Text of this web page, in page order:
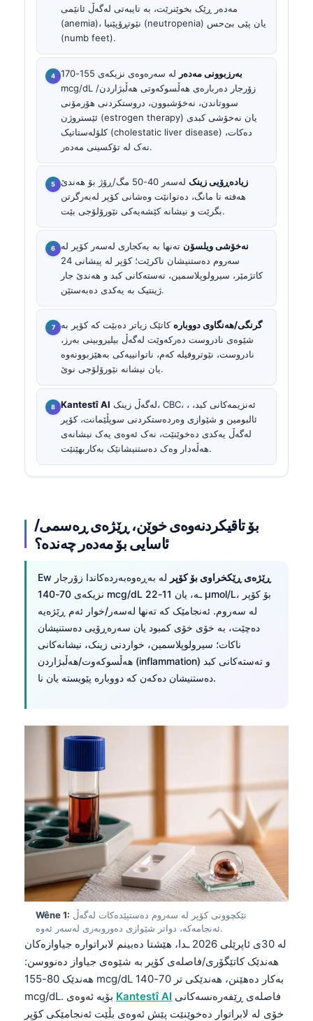
مەدەر ڕێک بخوێنرێت، بە تایبەتی لەگەڵ ئانێمی
(anemia)، نێوتڕۆپێنیا (neutropenia) یان پێی بێ‌حس
(numb feet).
بەرزبوونی مەدەر
لە سەرەوەی نزیکەی 155-170
mcg/dL زۆرجار دەربارەی هەڵسوکەوتی هەڵبژاردن/
سووتاندن، نەخۆشبوون، دروستکردنی هۆرمۆنی
ئێستروژن (estrogen therapy) یان نەخۆشی کبدی
کلۆلەستاتیک (cholestatic liver disease) دەکات،
نەک لە تۆکسینی مەدەر.
زیاده‌ڕۆیی زینک
لەسەر 40-50 مگ/ڕۆژ بۆ هەندێ
هەفتە تا مانگ، دەتوانێت وەشانی کۆپر لەبەرگرتن
بگرێت و نیشانە کێشەیەکی نێورۆلۆجی بێت.
نەخۆشی ویلسۆن تەنها بە یەکجاری لەسەر کۆپر لە
سەروم دەستنیشان ناکرێت؛ کۆپر لە پیشانی 24
کاتژمێر، سیرولوپلاسمین، تەستەکانی کبد و هەندێ جار
ژینتیک بە یەکدی دەبەستێن.
گرنگی/هەنگاوی دووبارەکاتێک زیاتر دەبێت کە کۆپر بە
شێوەی نادروست دەرکەوێت لەگەڵ بیلیروبینی بەرز،
نادروست، نێوتروفیلە کەم، ناتوانییەکی بەهێزبوونەوە
یان نیشانە نێورۆلۆجی نوێ.
Kantestî AI
ئالبومین و شێوازی وەردەستکردنی سوپڵێمانت، کۆپر
لەگەڵ یەکدی دەخوێنێت، نەک ئەوەی یەک نیشانەی
هەڵەدار وەک دەستنیشانێک بەکاربهێنێت.
بۆ تاقیکردنەوەی خوێن، ڕێژەی ڕەسمی/
ئاسایی بۆ مەدەر چەندە؟
Ew ڕێژەی ڕێکخراوی بۆ کۆپر لە بەڕەوەبەردەکاندا زۆرجار
نزیکەی 70-140 mcg/dL ـە، یان 11-22 µmol/L، بۆ کۆپر
لە سەروم. ئەنجامێک کە تەنها لەسەر/خوار ئەم ڕێژەیە
دەچێت، بە خۆی خۆی کمبود یان سەرەڕۆیی دەستنیشان
ناکات؛ سیرولوپلاسمین، خواردنی زینک، نیشانەکانی
هەڵسوکەوت/هەڵبژاردن (inflammation) و تەستەکانی کبد
دەستنیشان دەکەن کە دووبارە پێویستە یان نا.
Wêne 1:
ئەنجامەکە، دواتر شێوازی دەوروبەری لەسەر ئەوە.
لە 30ی ئاپرێلی 2026 ـدا، هێشتا دەبینم لابراتوارە جیاوازەکان
هەندێک کاتێگۆری/فاصلەی کۆپر بە شێوەی جیاواز دەنووسن:
هەندێک 80-155 mcg/dL بەکار دەهێنن، هەندێکی تر 70-140
Kantestî AI
خۆی لە لابراتوار دەخوێنێت پێش ئەوەی بڵێت ئەنجامێکی کۆپر